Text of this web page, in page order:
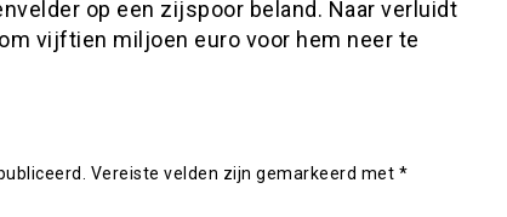
op een zijspoor beland. Naar verluidt
vijftien miljoen euro voor hem neer te
Vereiste velden zijn gemarkeerd met *